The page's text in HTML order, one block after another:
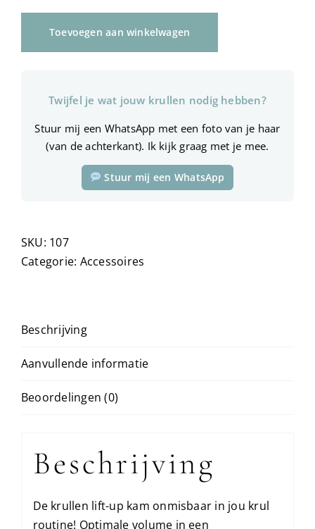
Lift-
up
Toevoegen aan winkelwagen
Twijfel je wat jouw krullen nodig hebben?
Stuur mij een WhatsApp met een foto van je haar
(van de achterkant). Ik kijk graag met je mee.
Stuur mij een WhatsApp
SKU: 107
Categorie: Accessoires
Beschrijving
Aanvullende informatie
Beoordelingen (0)
Beschrijving
De krullen lift-up kam onmisbaar in jou krul
routine! Optimale volume in een